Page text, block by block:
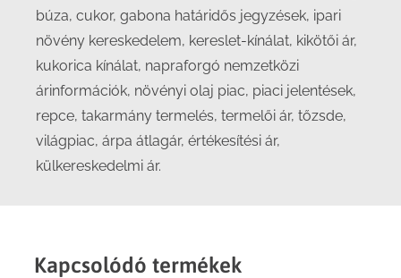
búza, cukor, gabona határidős jegyzések, ipari
növény kereskedelem, kereslet-kínálat, kikötői ár,
kukorica kínálat, napraforgó nemzetközi
árinformációk, növényi olaj piac, piaci jelentések,
repce, takarmány termelés, termelői ár, tőzsde,
világpiac, árpa átlagár, értékesítési ár,
külkereskedelmi ár.
Kapcsolódó termékek